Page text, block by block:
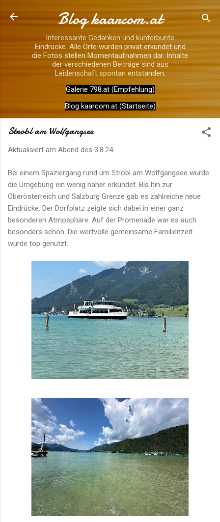
Direkt zum Hauptbereich
Blog kaarcom.at
Interessante Gedanken und kunterbunte
Eindrücke. Alle Orte wurden privat erkundet und
die Fotos stellen Momentaufnahmen dar. Inhalte
der verschiedenen Beiträge sind aus
Leidenschaft spontan entstanden.
Galerie 798.at (Empfehlung)
Blog kaarcom.at (Startseite)
Strobl am Wolfgangsee
Aktualisiert am Abend des 3.8.24
Bei einem Spaziergang rund um Strobl am Wolfgangsee wurde
die Umgebung ein wenig näher erkundet. Bis hin zur
Oberösterreich und Salzburg Grenze gab es zahlreiche neue
Eindrücke. Der Dorfplatz zeigte sich dabei in einer ganz
besonderen Atmosphäre. Auf der Promenade war es auch
besonders schön. Die wertvolle gemeinsame Familienzeit
wurde top genutzt.